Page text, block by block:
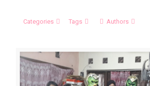
Categories Tags Authors